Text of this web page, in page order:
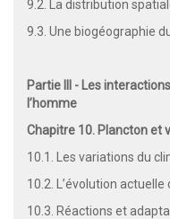
9.2. La distribution
9.3. Une biogéographie
Partie III - Les
l’homme
Chapitre 10. Plancton et
10.1. Les variations du
10.2. L’évolution
10.3. Réactions et